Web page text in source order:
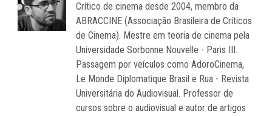
Crítico de cinema desde 2004, membro da
ABRACCINE (Associação Brasileira de Críticos
de Cinema). Mestre em teoria de cinema pela
Universidade Sorbonne Nouvelle - Paris III.
Passagem por veículos como AdoroCinema,
Le Monde Diplomatique Brasil e Rua - Revista
Universitária do Audiovisual. Professor de
cursos sobre o audiovisual e autor de artigos